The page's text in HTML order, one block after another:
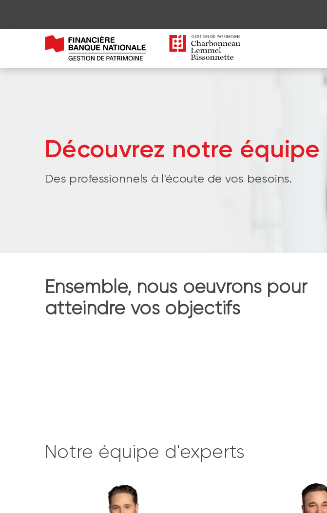
Découvrez notre équipe
Des professionnels à l'écoute de vos besoins.
Ensemble, nous oeuvrons pour
atteindre vos objectifs
Notre équipe d'experts